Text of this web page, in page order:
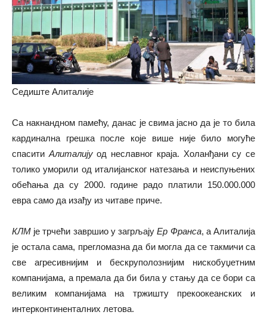
Седиште Алиталије
Са накнандном памећу, данас је свима јасно да је то била
кардинална грешка после које више није било могуће
спасити Алиталијуод неславног краја. Холанђани су се
толико уморили од италијанског натезања и неиспуњених
обећања да су 2000. године радо платили 150.000.000
евра само да изађу из читаве приче.
КЛМ је трчећи завршио у загрљајуЕр Франса, а Алиталија
је остала сама, прегломазна да би могла да се такмичи са
све агресивнијим и бескруполознијим нискобуџетним
компанијама, а премала да би била у стању да се бори са
великим компанијама на тржишту прекоокеанских и
интерконтиненталних летова.